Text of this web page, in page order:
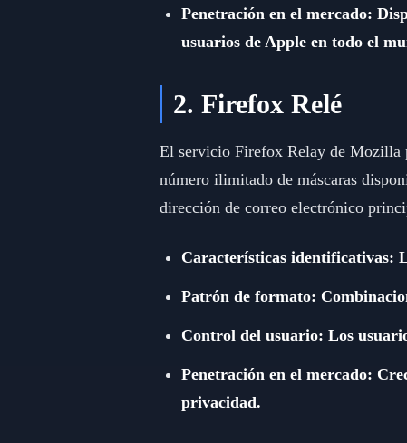
Penetración en el mercado:
usuarios de Apple en todo el
2. Firefox Relé
El servicio Firefox Relay de Mozilla
número ilimitado de máscaras
dirección de correo electrónico
Características identificativas:
Patrón de formato:
Control del usuario: Los
Penetración en el mercado:
privacidad.